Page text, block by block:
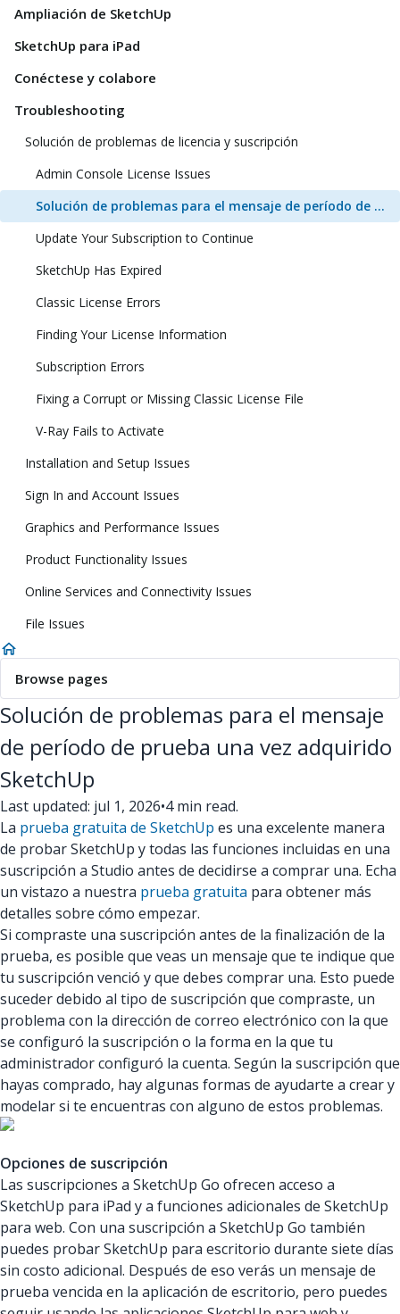
Ampliación de SketchUp
SketchUp para iPad
Conéctese y colabore
Troubleshooting
Solución de problemas de licencia y suscripción
Admin Console License Issues
Solución de problemas para el mensaje de período de prueba una vez adquirido SketchUp
Update Your Subscription to Continue
SketchUp Has Expired
Classic License Errors
Finding Your License Information
Subscription Errors
Fixing a Corrupt or Missing Classic License File
V-Ray Fails to Activate
Installation and Setup Issues
Sign In and Account Issues
Graphics and Performance Issues
Product Functionality Issues
Online Services and Connectivity Issues
File Issues
Browse pages
Solución de problemas para el mensaje
de período de prueba una vez adquirido
SketchUp
Last updated: jul 1, 2026•4 min read.
La prueba gratuita de SketchUp es una excelente manera
de probar SketchUp y todas las funciones incluidas en una
suscripción a Studio antes de decidirse a comprar una. Echa
un vistazo a nuestra prueba gratuita para obtener más
detalles sobre cómo empezar.
Si compraste una suscripción antes de la finalización de la
prueba, es posible que veas un mensaje que te indique que
tu suscripción venció y que debes comprar una. Esto puede
suceder debido al tipo de suscripción que compraste, un
problema con la dirección de correo electrónico con la que
se configuró la suscripción o la forma en la que tu
administrador configuró la cuenta. Según la suscripción que
hayas comprado, hay algunas formas de ayudarte a crear y
modelar si te encuentras con alguno de estos problemas.
Opciones de suscripción
Las suscripciones a SketchUp Go ofrecen acceso a
SketchUp para iPad y a funciones adicionales de SketchUp
para web. Con una suscripción a SketchUp Go también
puedes probar SketchUp para escritorio durante siete días
sin costo adicional. Después de eso verás un mensaje de
prueba vencida en la aplicación de escritorio, pero puedes